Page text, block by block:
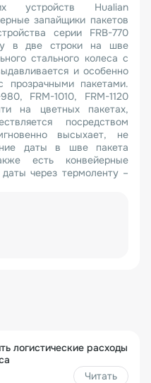
устройств Hualian
запайщики пакетов
серии FRB-770
в две строки на шве
стального колеса с
и особенно
пакетами.
FRM-1010, FRM-1120
на цветных пакетах,
посредством
высыхает, не
даты в шве пакета
есть конвейерные
через термоленту –
логистические расходы
Читать